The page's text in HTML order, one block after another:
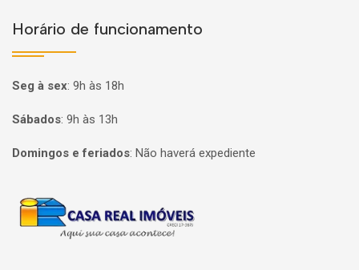
Horário de funcionamento
Seg à sex: 9h às 18h
Sábados: 9h às 13h
Domingos e feriados: Não haverá expediente
Página inicial